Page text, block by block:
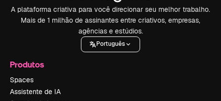
A plataforma criativa para você direcionar seu melhor trabalho.
Mais de 1 milhão de assinantes entre criativos, empresas,
agências e estúdios.
Português
Produtos
Spaces
Assistente de IA